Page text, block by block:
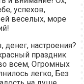
успехов,
веселых, море
настроения?
праздник
всем, Огромных
легко, Без